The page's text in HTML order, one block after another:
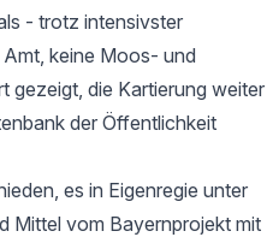
- trotz intensivster
keine Moos- und
gezeigt, die Kartierung weiter
der Öffentlichkeit
es in Eigenregie unter
Mittel vom Bayernprojekt mit